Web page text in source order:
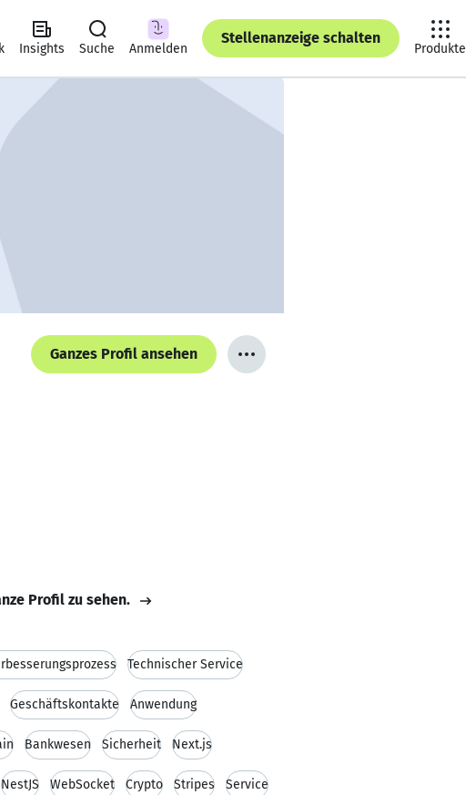
Insights Suche Anmelden
Stellenanzeige schalten
Produkte
Ganzes Profil ansehen
Profil zu sehen.
Technischer Service
Geschäftskontakte Anwendung
Bankwesen Sicherheit Next.js
NestJS WebSocket Crypto Stripes Service